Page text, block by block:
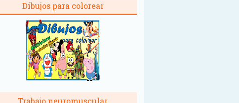
Dibujos para colorear
Trabajo neuromuscular